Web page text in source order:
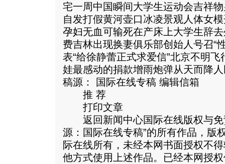
宅一周中国瞬间大学生运动会吉祥
自发打假黄河壶口冰凌景观人体女
孕妇无血可输死在产床上大学生辞
费吉林出现换妻俱乐部创始人号召“
表“给徐静蕾正式求爱信”北京不明
娃最感动的捐款增雨炮弹从天而降
稿源： 国际在线专稿 编辑信箱
推 荐
打印文章
返回新闻中心国际在线版权与免
源：国际在线专稿”的所有作品，版
际在线所有，未经本网书面授权不
他方式使用上述作品。已经本网授